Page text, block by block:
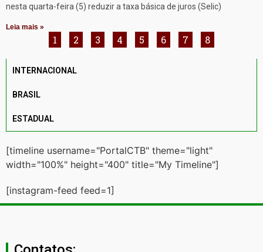
nesta quarta-feira (5) reduzir a taxa básica de juros (Selic)
Leia mais »
1 2 3 4 5 6 7 8
INTERNACIONAL
BRASIL
ESTADUAL
[timeline username="PortalCTB" theme="light"
width="100%" height="400" title="My Timeline"]
[instagram-feed feed=1]